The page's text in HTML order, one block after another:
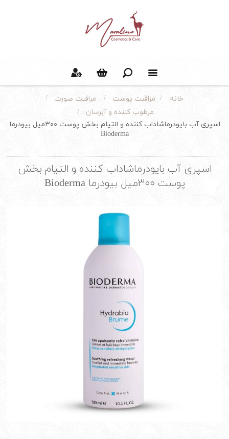
خانه / مراقبت پوست / مراقبت صورت
/
مرطوب کننده و آبرسان
/
اسپری آب بایودرماشاداب کننده و التیام بخش پوست ۳۰۰میل بیودرما
Bioderma
اسپری آب بایودرماشاداب کننده و التیام بخش
پوست ۳۰۰میل بیودرما Bioderma